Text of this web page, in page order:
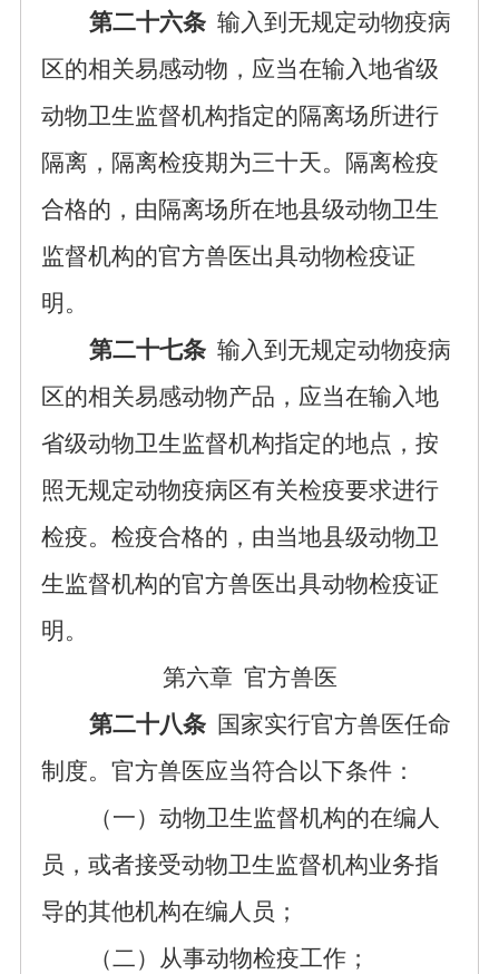
第二十六条 输入到无规定动物疫病
区的相关易感动物，应当在输入地省级
动物卫生监督机构指定的隔离场所进行
隔离，隔离检疫期为三十天。隔离检疫
合格的，由隔离场所在地县级动物卫生
监督机构的官方兽医出具动物检疫证
明。
第二十七条 输入到无规定动物疫病
区的相关易感动物产品，应当在输入地
省级动物卫生监督机构指定的地点，按
照无规定动物疫病区有关检疫要求进行
检疫。检疫合格的，由当地县级动物卫
生监督机构的官方兽医出具动物检疫证
明。
第六章 官方兽医
第二十八条 国家实行官方兽医任命
制度。官方兽医应当符合以下条件：
（一）动物卫生监督机构的在编人
员，或者接受动物卫生监督机构业务指
导的其他机构在编人员；
（二）从事动物检疫工作；